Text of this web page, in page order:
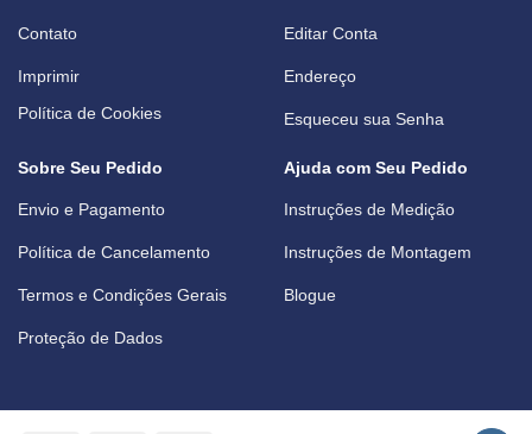
Contato
Imprimir
Política de Cookies
Editar Conta
Endereço
Esqueceu sua Senha
Sobre Seu Pedido
Envio e Pagamento
Política de Cancelamento
Termos e Condições Gerais
Proteção de Dados
Ajuda com Seu Pedido
Instruções de Medição
Instruções de Montagem
Blogue